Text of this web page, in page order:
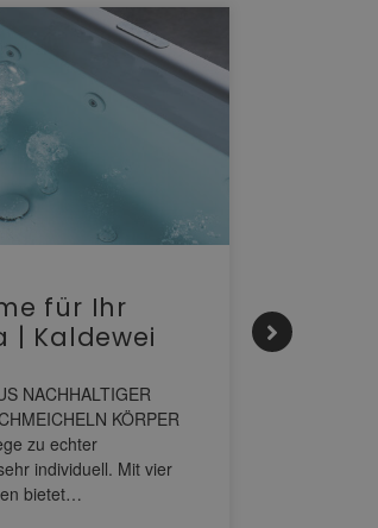
für Ihr
| Kaldewei
NACHHALTIGER
KÖRPER
zu echter
individuell. Mit vier
bietet…